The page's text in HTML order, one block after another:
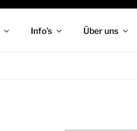
Info’s Über uns